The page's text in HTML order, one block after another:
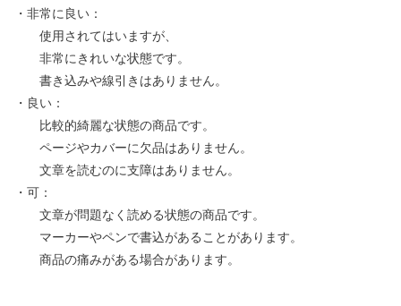
・非常に良い：
使用されてはいますが、
非常にきれいな状態です。
書き込みや線引きはありません。
・良い：
比較的綺麗な状態の商品です。
ページやカバーに欠品はありません。
文章を読むのに支障はありません。
・可：
文章が問題なく読める状態の商品です。
マーカーやペンで書込があることがあります。
商品の痛みがある場合があります。